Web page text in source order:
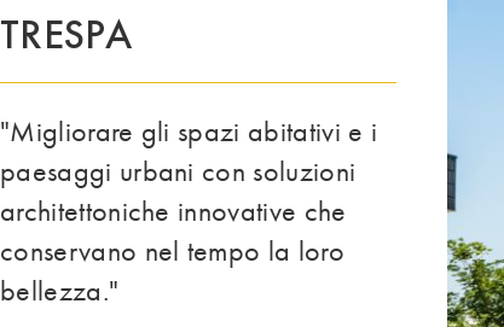
TRESPA
"Migliorare gli spazi abitativi e i
paesaggi urbani con soluzioni
architettoniche innovative che
conservano nel tempo la loro
bellezza."